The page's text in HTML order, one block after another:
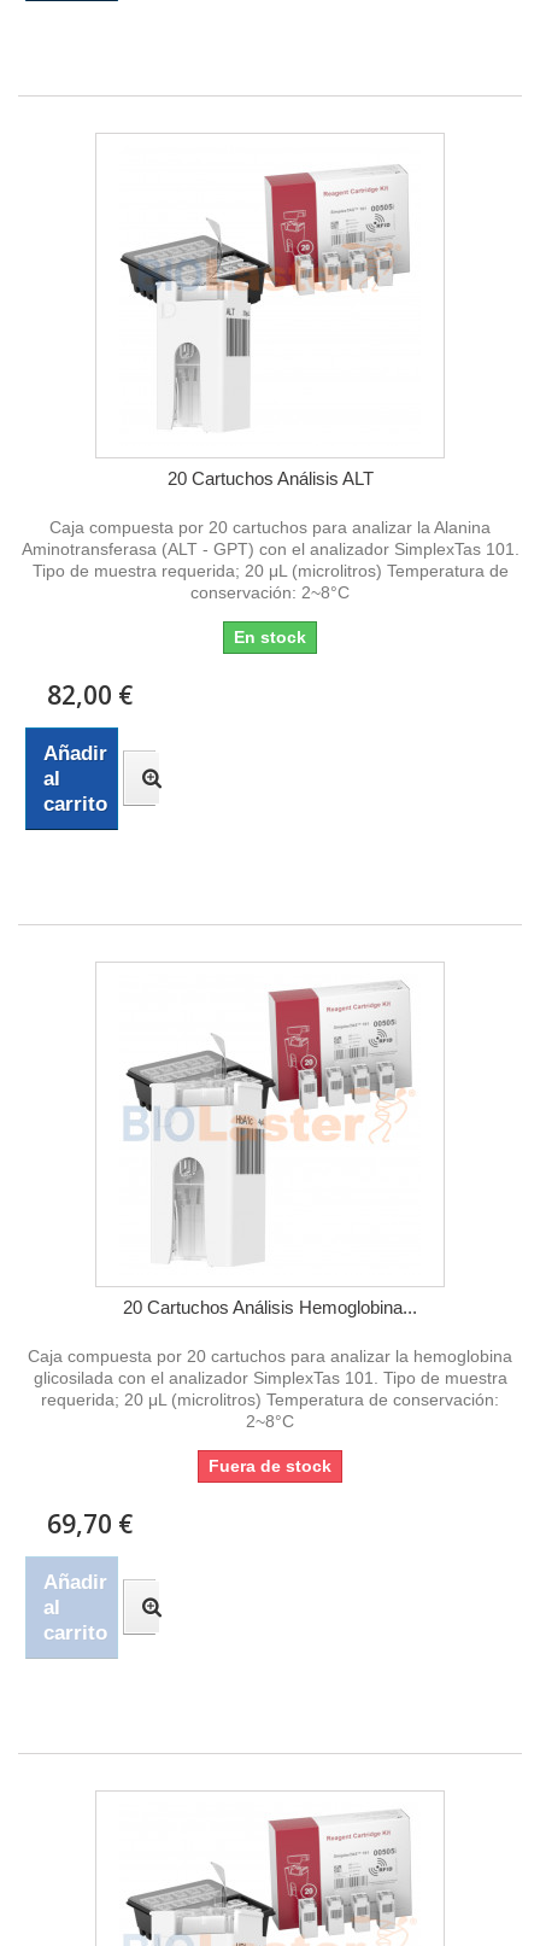
20 Cartuchos Análisis ALT
Caja compuesta por 20 cartuchos para analizar la Alanina
Aminotransferasa (ALT - GPT) con el analizador SimplexTas 101.
Tipo de muestra requerida; 20 μL (microlitros) Temperatura de
conservación: 2~8°C
En stock
82,00 €
Añadir
al
carrito
20 Cartuchos Análisis Hemoglobina...
Caja compuesta por 20 cartuchos para analizar la hemoglobina
glicosilada con el analizador SimplexTas 101. Tipo de muestra
requerida; 20 μL (microlitros) Temperatura de conservación:
2~8°C
Fuera de stock
69,70 €
Añadir
al
carrito